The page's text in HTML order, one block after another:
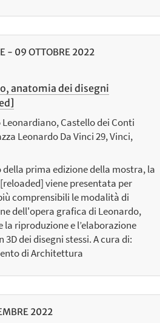
- 09 OTTOBRE 2022
anatomia dei disegni
Leonardiano, Castello dei Conti
Leonardo Da Vinci 29, Vinci,
della prima edizione della mostra, la
viene presentata per
comprensibili le modalità di
dell'opera grafica di Leonardo,
la riproduzione e l’elaborazione
3D dei disegni stessi. A cura di:
di Architettura
2022